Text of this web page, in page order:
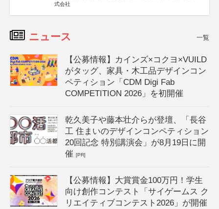
式会社
ニュース 一覧
【公募情報】カインズ×コクヨ×VUILD
がタッグ、家具・木工品デザインコン
ペティション「CDM Digi Fab
COMPETITION 2026」を初開催
乾久美子や藤本壮介らが登壇、「長谷
工 住まいのデザインコンペティション
20回記念 特別講演会」が8月19日に開
催[PR]
【公募情報】大賞賞金100万円！学生
向け創作コンテスト「サイゲームス ク
リエイティブコンテスト2026」が開催